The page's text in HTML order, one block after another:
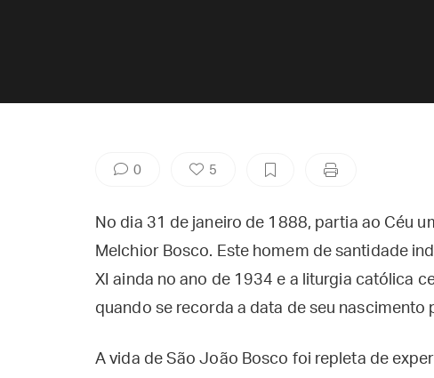
0 5
No dia 31 de janeiro de 1888, partia ao Céu
Melchior Bosco. Este homem de santidade
XI ainda no ano de 1934 e a liturgia católica
quando se recorda a data de seu nascimento
A vida de São João Bosco foi repleta de